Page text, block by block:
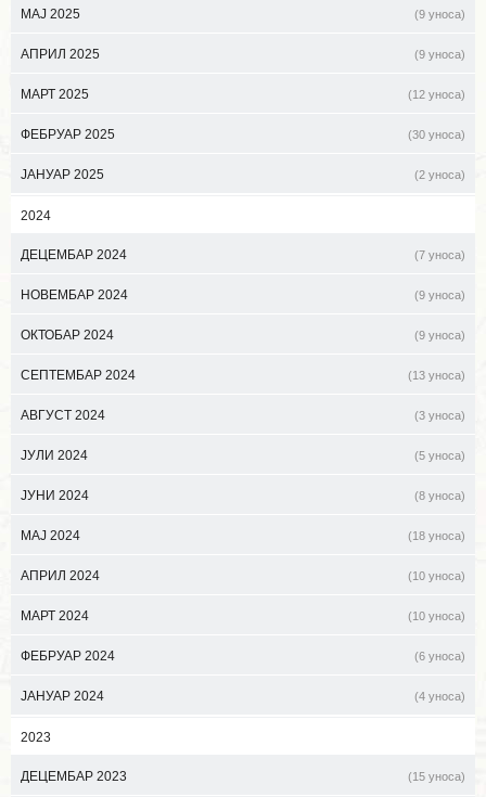
МАЈ 2025 (9 уноса)
АПРИЛ 2025 (9 уноса)
МАРТ 2025 (12 уноса)
ФЕБРУАР 2025 (30 уноса)
ЈАНУАР 2025 (2 уноса)
2024
ДЕЦЕМБАР 2024 (7 уноса)
НОВЕМБАР 2024 (9 уноса)
ОКТОБАР 2024 (9 уноса)
СЕПТЕМБАР 2024 (13 уноса)
АВГУСТ 2024 (3 уноса)
ЈУЛИ 2024 (5 уноса)
ЈУНИ 2024 (8 уноса)
МАЈ 2024 (18 уноса)
АПРИЛ 2024 (10 уноса)
МАРТ 2024 (10 уноса)
ФЕБРУАР 2024 (6 уноса)
ЈАНУАР 2024 (4 уноса)
2023
ДЕЦЕМБАР 2023 (15 уноса)